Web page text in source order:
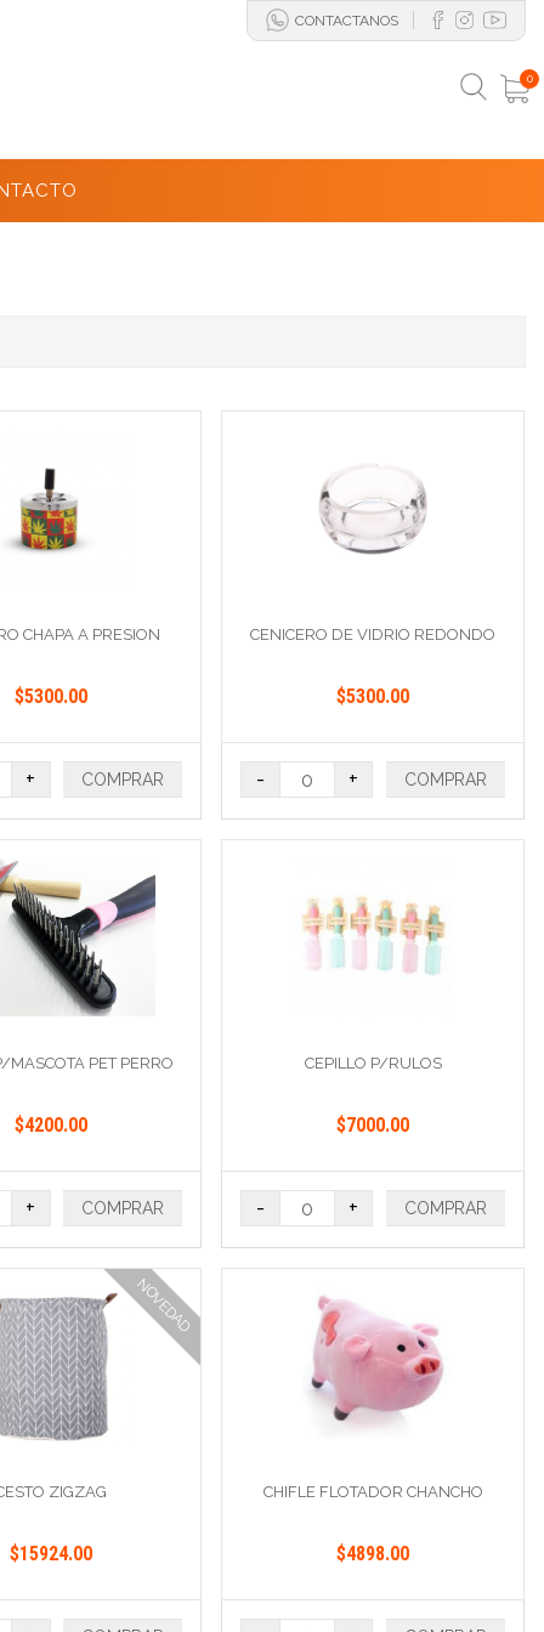
CONTACTANOS
0
CHAPA A PRESION
$5300.00
+ COMPRAR
CENICERO DE VIDRIO REDONDO
$5300.00
- + COMPRAR
MASCOTA PET PERRO
$4200.00
+ COMPRAR
CEPILLO P/RULOS
$7000.00
- + COMPRAR
NOVEDAD
ZIGZAG
$15924.00
CHIFLE FLOTADOR CHANCHO
$4898.00